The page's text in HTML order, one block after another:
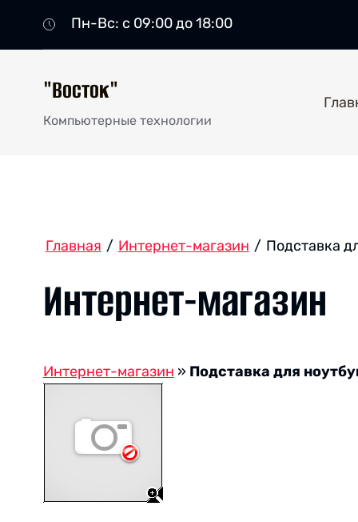
Пн-Вс: с 09:00 до 18:00
"Восток"
Компьютерные технологии
Главная / Интернет-магазин / Подставка
Интернет-магазин
Интернет-магазин » Подставка для